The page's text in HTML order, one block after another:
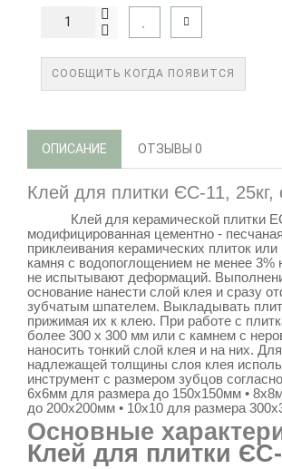
СООБЩИТЬ КОГДА ПОЯВИТСЯ
ОПИСАНИЕ ОТЗЫВЫ 0
Клей для плитки ЄС-11, 25кг,
Клей для керамической плитки
модифицированная цементно -
приклеивания керамических плиток или
камня с водопоглощением не менее 3%
не испытывают деформаций.
основание нанести слой клея и сразу
зубчатым шпателем. Выкладывать
прижимая их к клею. При работе с
более 300 х 300 мм или с камнем с
наносить тонкий слой клея и на них.
надлежащей толщины слоя клея
инструмент с размером зубцов
6x6мм для размера до 150х150мм •
до 200х200мм • 10х10 для размера
Основные
Клей для плитки ЄС-